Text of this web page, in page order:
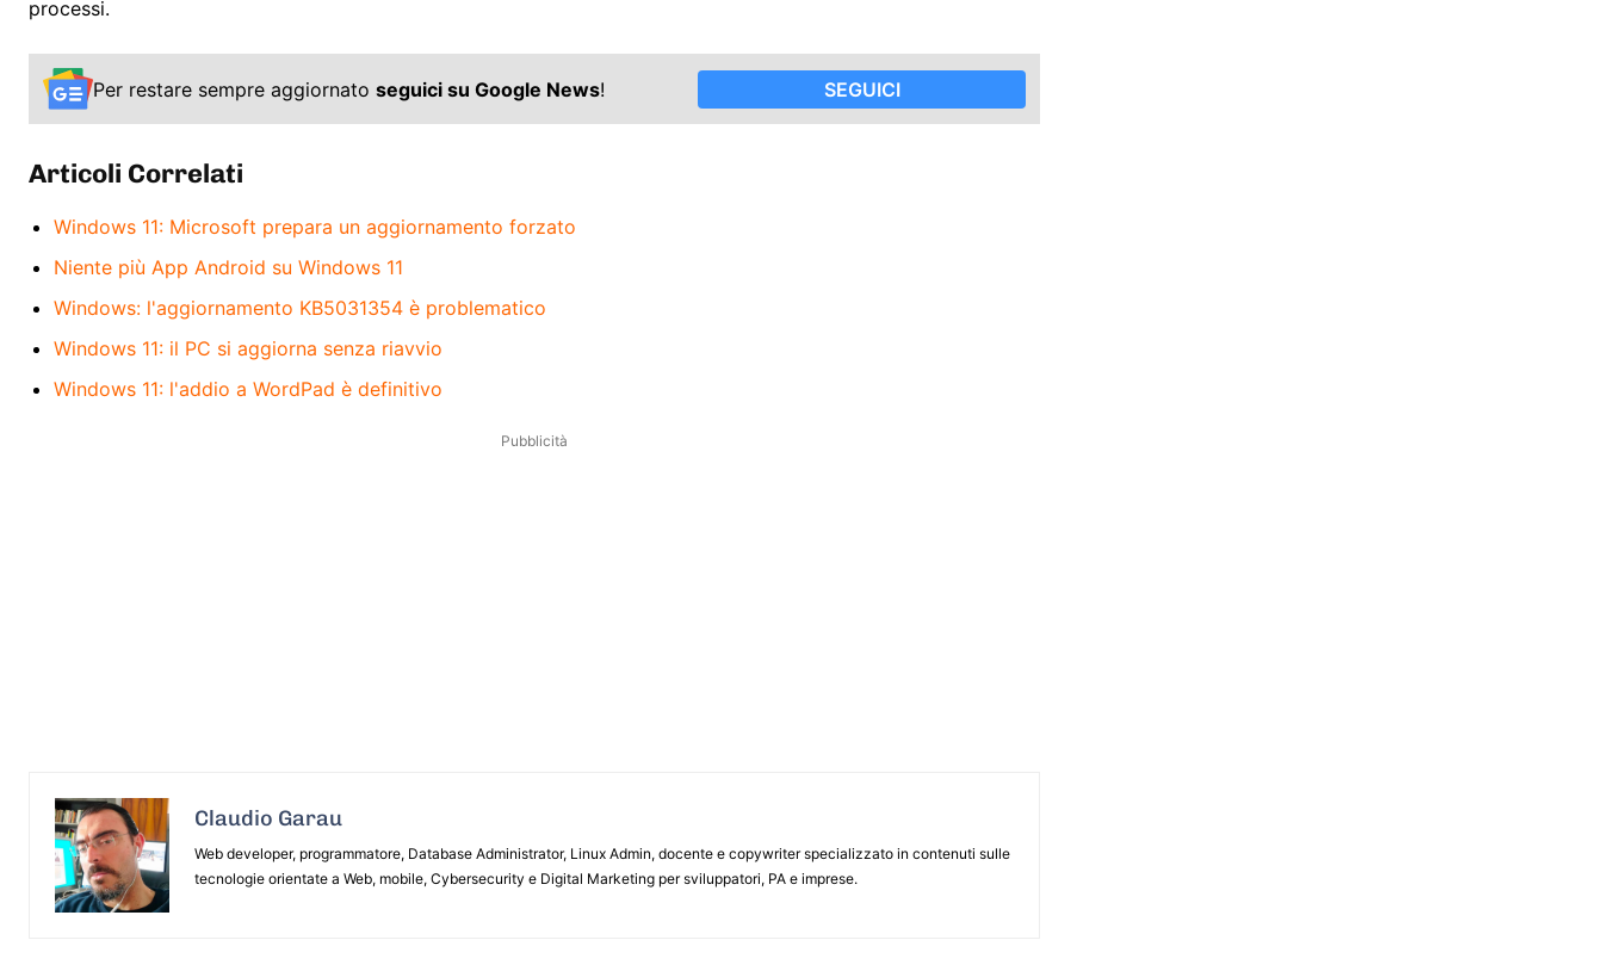
processi.
Per restare sempre aggiornato seguici su Google News! SEGUICI
Articoli Correlati
Windows 11: Microsoft prepara un aggiornamento forzato
Niente più App Android su Windows 11
Windows: l'aggiornamento KB5031354 è problematico
Windows 11: il PC si aggiorna senza riavvio
Windows 11: l'addio a WordPad è definitivo
Pubblicità
Claudio Garau
Web developer, programmatore, Database Administrator, Linux Admin, docente e copywriter specializzato in contenuti sulle
tecnologie orientate a Web, mobile, Cybersecurity e Digital Marketing per sviluppatori, PA e imprese.